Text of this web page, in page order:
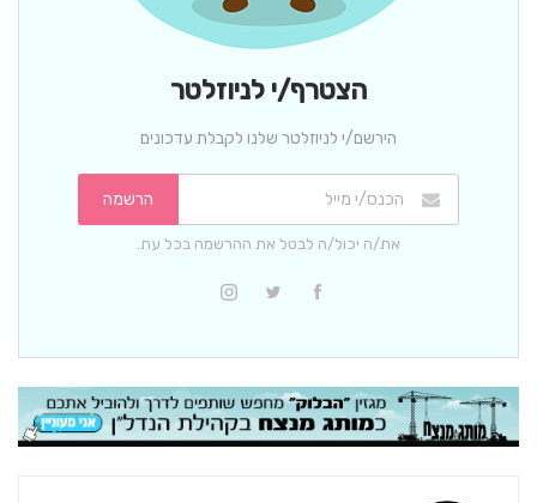
הצטרף/י לניוזלטר
הירשם/י לניוזלטר שלנו לקבלת עדכונים
הרשמה
את/ה יכול/ה לבטל את ההרשמה בכל עת.